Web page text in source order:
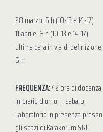
28 marzo, 6 h (10-13 e 14-17)
11 aprile, 6 h (10-13 e 14-17)
ultima data in via di definizione,
6 h
FREQUENZA:42 ore di docenza,
in orario diurno, il sabato.
Laboratorio in presenza presso
gli spazi di Karakorum SRL